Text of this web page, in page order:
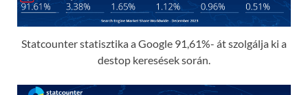
Statcounter statisztika a Google 91,61%- át szolgálja ki a
destop keresések során.